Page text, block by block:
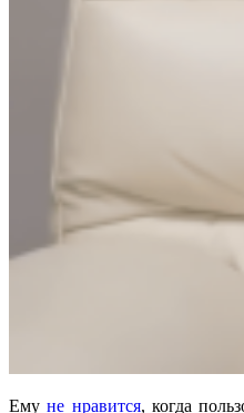
Емуне нравится, когда